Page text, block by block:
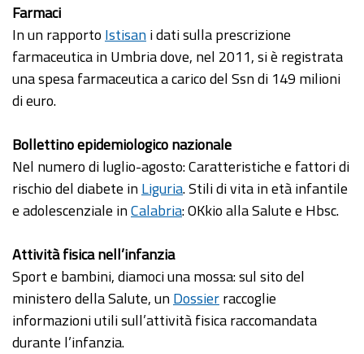
Farmaci
In un rapporto Istisani dati sulla prescrizione
farmaceutica in Umbria dove, nel 2011, si è registrata
una spesa farmaceutica a carico del Ssn di 149 milioni
di euro.
Bollettino epidemiologico nazionale
Nel numero di luglio-agosto: Caratteristiche e fattori di
rischio del diabete inLiguria. Stili di vita in età infantile
e adolescenziale inCalabria: OKkio alla Salute e Hbsc.
Attività fisica nell’infanzia
Sport e bambini, diamoci una mossa: sul sito del
ministero della Salute, unDossierraccoglie
informazioni utili sull’attività fisica raccomandata
durante l’infanzia.